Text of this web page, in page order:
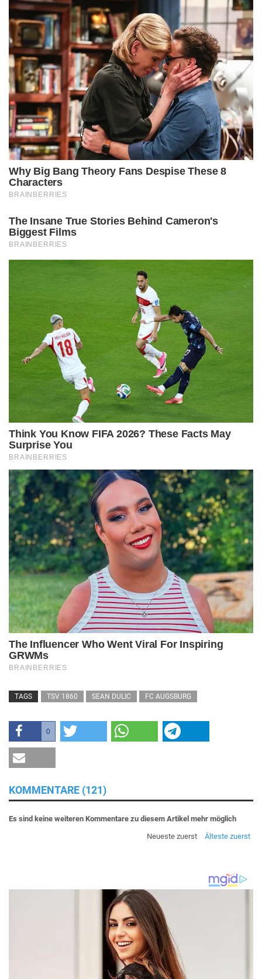
TAGS TSV 1860 SEAN DULIC FC AUGSBURG
0
KOMMENTARE (121)
Es sind keine weiteren Kommentare zu diesem Artikel mehr möglich
Neueste zuerst
Älteste zuerst